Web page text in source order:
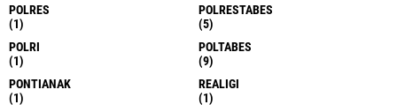
POLRES
(1)
POLRESTABES
(5)
POLRI
(1)
POLTABES
(9)
PONTIANAK
(1)
REALIGI
(1)